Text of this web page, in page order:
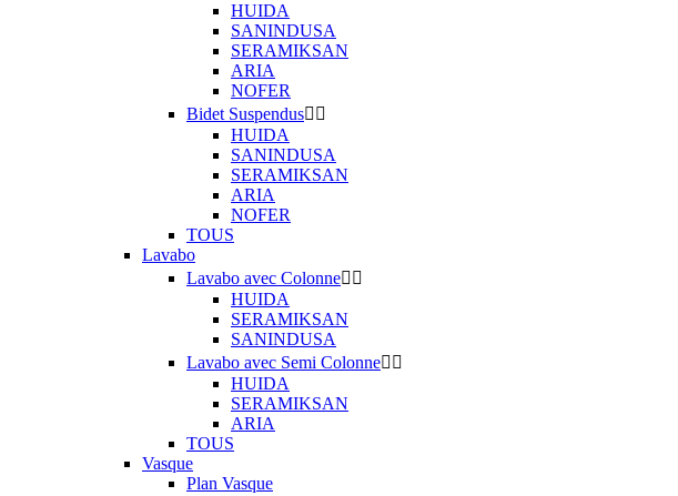
HUIDA
SANINDUSA
SERAMIKSAN
ARIA
NOFER
Bidet Suspendus 
HUIDA
SANINDUSA
SERAMIKSAN
ARIA
NOFER
TOUS
Lavabo
Lavabo avec Colonne 
HUIDA
SERAMIKSAN
SANINDUSA
Lavabo avec Semi Colonne 
HUIDA
SERAMIKSAN
ARIA
TOUS
Vasque
Plan Vasque